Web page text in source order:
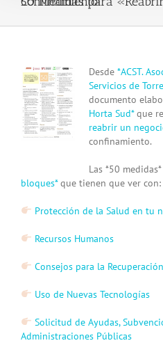
View
Larger
Image
Desde *ACST.
Servicios de
documento
Horta Sud*que
reabrir un
confinamiento.
Las *50
bloques*que tienen que ver con:
Protección de la Salud en tu
Recursos Humanos
Consejos para la
Uso de Nuevas Tecnologías
Solicitud de Ayudas,
Administraciones Públicas